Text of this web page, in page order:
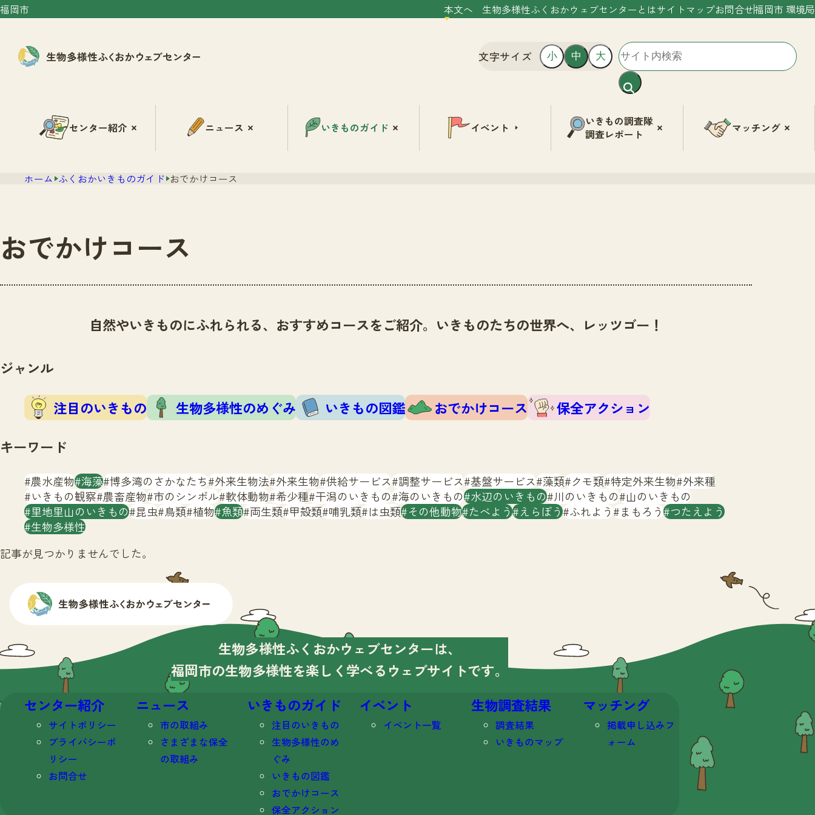
福岡市 本文へ 生物多様性ふくおかウェブセンターとはサイトマップお問合せ福岡市 環境局
文字サイズ 小 中 大
センター紹介 ニュース いきものガイド イベント
いきもの調査隊
調査レポート
マッチング
ホーム ふくおかいきものガイド おでかけコース
おでかけコース
自然やいきものにふれられる、おすすめコースをご紹介。いきものたちの世界へ、レッツゴー！
ジャンル
注目のいきもの 生物多様性のめぐみ いきもの図鑑 おでかけコース
保全アクション
キーワード
農水産物 海藻 博多湾のさかなたち 外来生物法 外来生物 供給サービス 調整サービス 基盤サービス 藻類 クモ類 特定外来生物 外来種
いきもの観察 農畜産物 市のシンボル 軟体動物 希少種 干潟のいきもの 海のいきもの 水辺のいきもの 川のいきもの 山のいきもの
里地里山のいきもの 昆虫 鳥類 植物 魚類 両生類 甲殻類 哺乳類 は虫類 その他動物 たべよう えらぼう ふれよう まもろう つたえよう
生物多様性
記事が見つかりませんでした。
生物多様性ふくおかウェブセンターは、
福岡市の生物多様性を楽しく学べる ウェブサイトです。
センター紹介
サイトポリシー
プライバシーポ
リシー
お問合せ
ニュース
市の取組み
さまざまな保全
の取組み
いきものガイド
注目のいきもの
生物多様性のめ
ぐみ
いきもの図鑑
おでかけコース
保全アクション
イベント
イベント一覧
生物調査結果
調査結果
いきものマップ
マッチング
掲載申し込みフ
ォーム